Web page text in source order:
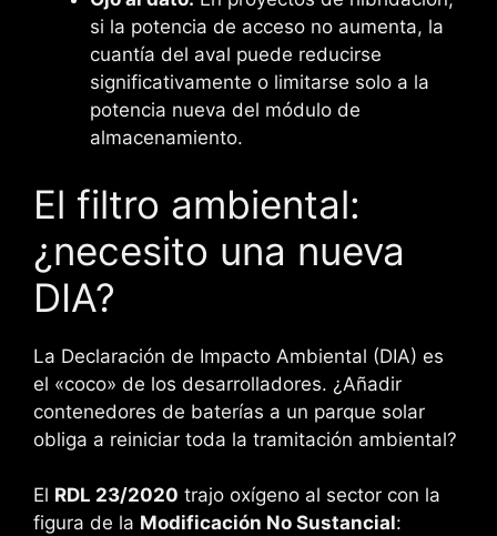
si la potencia de acceso no aumenta, la
cuantía del aval puede reducirse
significativamente o limitarse solo a la
potencia nueva del módulo de
almacenamiento.
El filtro ambiental:
¿necesito una nueva
DIA?
La Declaración de Impacto Ambiental (DIA) es
el «coco» de los desarrolladores. ¿Añadir
contenedores de baterías a un parque solar
obliga a reiniciar toda la tramitación ambiental?
El RDL 23/2020 trajo oxígeno al sector con la
figura de la Modificación No Sustancial: